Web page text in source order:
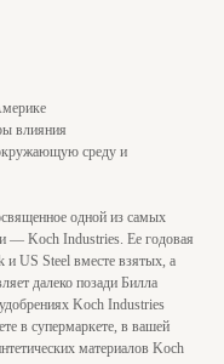
влияния
среду и
одной из самых
— Koch Industries. Ее годовая
US Steel вместе взятых, а
далеко позади Билла
Koch Industries
в супермаркете, в вашей
материалов Koch